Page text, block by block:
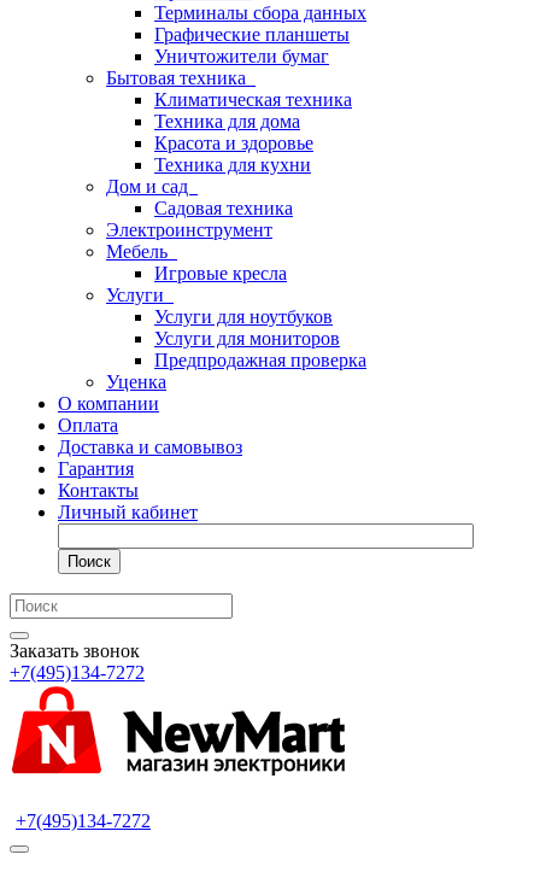
Терминалы сбора данных
Графические планшеты
Уничтожители бумаг
Бытовая техника
Климатическая техника
Техника для дома
Красота и здоровье
Техника для кухни
Дом и сад
Садовая техника
Электроинструмент
Мебель
Игровые кресла
Услуги
Услуги для ноутбуков
Услуги для мониторов
Предпродажная проверка
Уценка
О компании
Оплата
Доставка и самовывоз
Гарантия
Контакты
Личный кабинет
Поиск
Заказать звонок
+7(495)134-7272
+7(495)134-7272